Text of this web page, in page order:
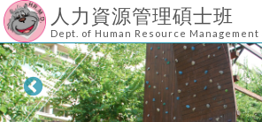
人力資源管理碩士班
Dept. of Human Resource Management